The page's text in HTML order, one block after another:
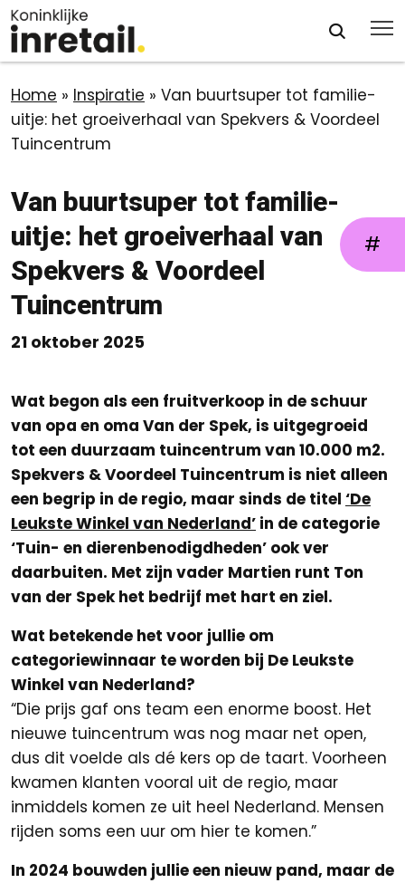
Home » Inspiratie » Van buurtsuper tot familie-
uitje: het groeiverhaal van Spekvers & Voordeel
Tuincentrum
Van buurtsuper tot familie-
uitje: het groeiverhaal van
Spekvers & Voordeel
Tuincentrum
21 oktober 2025
Wat begon als een fruitverkoop in de schuur
van opa en oma Van der Spek, is uitgegroeid
tot een duurzaam tuincentrum van 10.000 m2.
Spekvers & Voordeel Tuincentrum is niet alleen
een begrip in de regio, maar sinds de titel ‘De
Leukste Winkel van Nederland’ in de categorie
‘Tuin- en dierenbenodigdheden’ ook ver
daarbuiten. Met zijn vader Martien runt Ton
van der Spek het bedrijf met hart en ziel.
Wat betekende het voor jullie om
categoriewinnaar te worden bij De Leukste
Winkel van Nederland?
“Die prijs gaf ons team een enorme boost. Het
nieuwe tuincentrum was nog maar net open,
dus dit voelde als dé kers op de taart. Voorheen
kwamen klanten vooral uit de regio, maar
inmiddels komen ze uit heel Nederland. Mensen
rijden soms een uur om hier te komen.”
In 2024 bouwden jullie een nieuw pand, maar de
#